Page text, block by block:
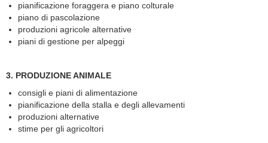
pianificazione foraggera e piano colturale
piano di pascolazione
produzioni agricole alternative
piani di gestione per alpeggi
3. PRODUZIONE ANIMALE
consigli e piani di alimentazione
pianificazione della stalla e degli allevamenti
produzioni alternative
stime per gli agricoltori